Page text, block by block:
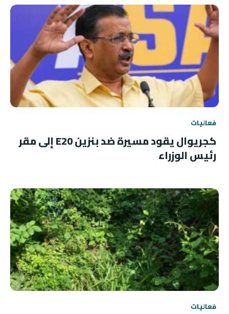
فعاليات
كجريوال يقود مسيرة ضد بنزين E20 إلى مقر
رئيس الوزراء
فعاليات